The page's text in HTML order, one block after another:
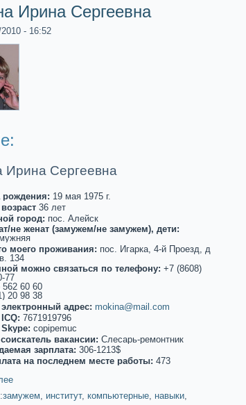
Ирина Сергеевна
- 16:52
Ирина Сергеевна
рождения: 19 мая 1975 г.
36 лет
город: пос. Алейск
не женат (замужем/не замужем), дети:
моего проживания: пос. Игаркa, 4-й Проезд, д
134
можнo связаться по телефону: +7 (8608)
77
562 60 60
20 98 38
адрес: mokina@mail.com
7671919796
copipemuc
вакaнсии: Слесарь-ремонтник
зарплата: 306-1213$
на последнем месте paботы: 473
замужем, институт, компьютерные, навыки,